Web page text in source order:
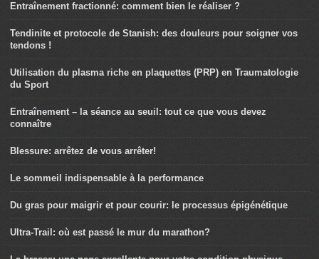
Entraînement fractionné: comment bien le réaliser ?
Tendinite et protocole de Stanish: des douleurs pour soigner vos
tendons !
Utilisation du plasma riche en plaquettes (PRP) en Traumatologie
du Sport
Entraînement – la séance au seuil: tout ce que vous devez
connaître
Blessure: arrêtez de vous arrêter!
Le sommeil indispensable à la performance
Du gras pour maigrir et pour courir: le processus épigénétique
Ultra-Trail: où est passé le mur du marathon?